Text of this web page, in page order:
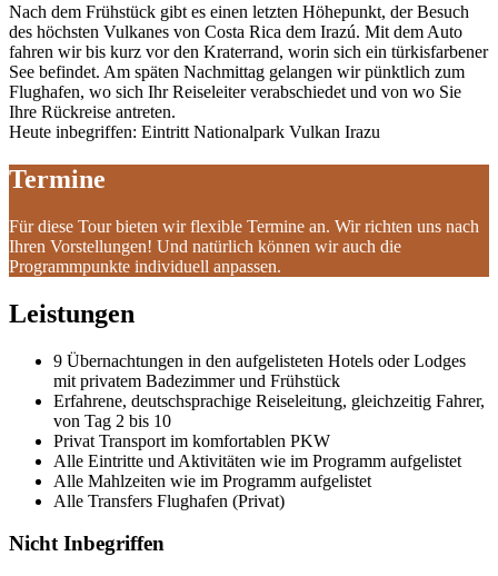
Nach dem Frühstück gibt es einen letzten Höhepunkt, der Besuch
des höchsten Vulkanes von Costa Rica dem Irazú. Mit dem Auto
fahren wir bis kurz vor den Kraterrand, worin sich ein türkisfarbener
See befindet. Am späten Nachmittag gelangen wir pünktlich zum
Flughafen, wo sich Ihr Reiseleiter verabschiedet und von wo Sie
Ihre Rückreise antreten.
Heute inbegriffen: Eintritt Nationalpark Vulkan Irazu
Termine
Für diese Tour bieten wir flexible Termine an. Wir richten uns nach
Ihren Vorstellungen! Und natürlich können wir auch die
Programmpunkte individuell anpassen.
Leistungen
9 Übernachtungen in den aufgelisteten Hotels oder Lodges
mit privatem Badezimmer und Frühstück
Erfahrene, deutschsprachige Reiseleitung, gleichzeitig Fahrer,
von Tag 2 bis 10
Privat Transport im komfortablen PKW
Alle Eintritte und Aktivitäten wie im Programm aufgelistet
Alle Mahlzeiten wie im Programm aufgelistet
Alle Transfers Flughafen (Privat)
Nicht Inbegriffen